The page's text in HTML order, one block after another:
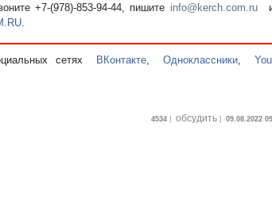
+7-(978)-853-94-44, пишите info@kerch.com.ru
.
сетях ВКонтакте Одноклассники ,
4534| обсудить| 09.08.2022